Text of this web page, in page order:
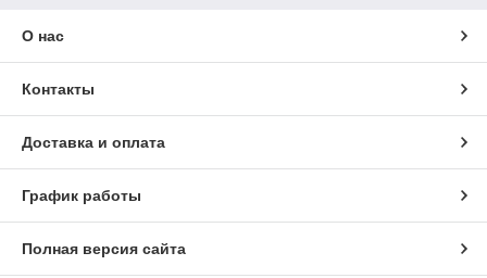
О нас
Контакты
Доставка и оплата
График работы
Полная версия сайта